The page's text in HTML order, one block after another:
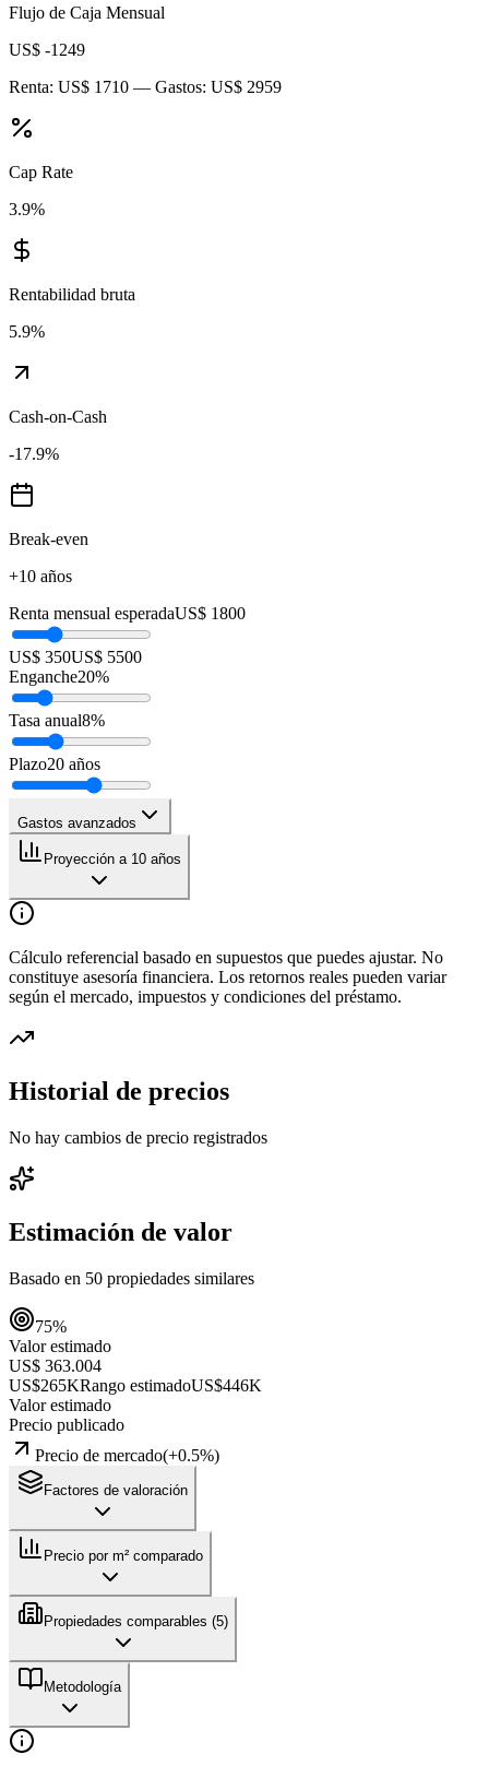
Flujo de Caja Mensual
US$ -1249
Renta: US$ 1710 — Gastos: US$ 2959
Cap Rate
3.9%
Rentabilidad bruta
5.9%
Cash-on-Cash
-17.9%
Break-even
+10 años
Renta mensual esperadaUS$ 1800
US$ 350US$ 5500
Enganche20%
Tasa anual8%
Plazo20 años
Gastos avanzados
Proyección a 10 años
Cálculo referencial basado en supuestos que puedes ajustar. No
constituye asesoría financiera. Los retornos reales pueden variar
según el mercado, impuestos y condiciones del préstamo.
Historial de precios
No hay cambios de precio registrados
Estimación de valor
Basado en 50 propiedades similares
75%
Valor estimado
US$ 363.004
US$265KRango estimadoUS$446K
Valor estimado
Precio publicado
Precio de mercado(+0.5%)
Factores de valoración
Precio por m² comparado
Propiedades comparables (5)
Metodología